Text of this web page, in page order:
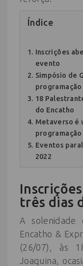
Índice
Inscrições
evento
Simpósio de
18
do Encatho
Metaverso é
programação
Eventos
2022
três dias
A solenidade
Encatho &
(26/07), às
Joaquina,